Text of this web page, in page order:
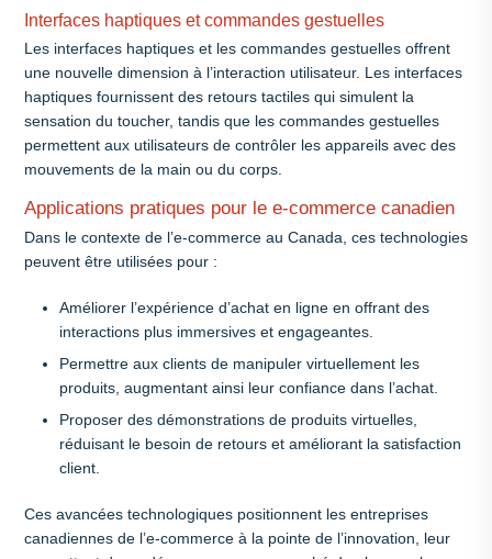
Interfaces haptiques et commandes gestuelles
Les interfaces haptiques et les commandes gestuelles offrent
une nouvelle dimension à l’interaction utilisateur. Les interfaces
haptiques fournissent des retours tactiles qui simulent la
sensation du toucher, tandis que les commandes gestuelles
permettent aux utilisateurs de contrôler les appareils avec des
mouvements de la main ou du corps.
Applications pratiques pour le e-commerce canadien
Dans le contexte de l’e-commerce au Canada, ces technologies
peuvent être utilisées pour :
Améliorer l’expérience d’achat en ligne en offrant des
interactions plus immersives et engageantes.
Permettre aux clients de manipuler virtuellement les
produits, augmentant ainsi leur confiance dans l’achat.
Proposer des démonstrations de produits virtuelles,
réduisant le besoin de retours et améliorant la satisfaction
client.
Ces avancées technologiques positionnent les entreprises
canadiennes de l’e-commerce à la pointe de l’innovation, leur